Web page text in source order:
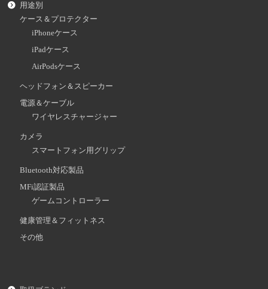
用途別
ケース＆プロテクター
iPhoneケース
iPadケース
AirPodsケース
ヘッドフォン＆スピーカー
電源＆ケーブル
ワイヤレスチャージャー
カメラ
スマートフォン用グリップ
Bluetooth対応製品
MFi認証製品
ゲームコントローラー
健康管理＆フィットネス
その他